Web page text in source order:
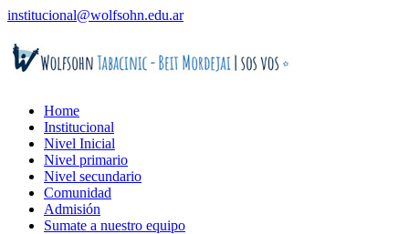
institucional@wolfsohn.edu.ar
Home
Institucional
Nivel Inicial
Nivel primario
Nivel secundario
Comunidad
Admisión
Sumate a nuestro equipo